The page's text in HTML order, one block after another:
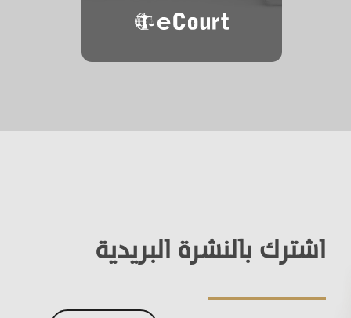
المحكمة
اشترك بالنشرة البريدية